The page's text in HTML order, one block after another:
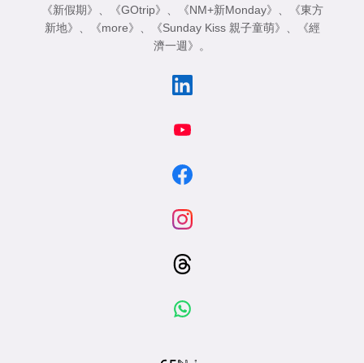
《新假期》 、 《GOtrip》 、 《NM+新Monday》 、
《東方
新地》 、 《more》 、 《Sunday Kiss 親子童萌》 、
《經
濟一週》 。